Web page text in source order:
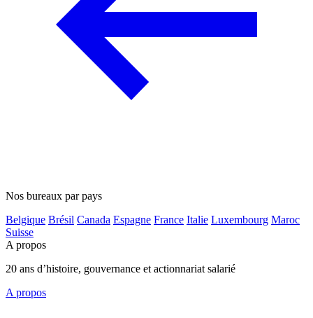
Nos bureaux par pays
Belgique Brésil Canada Espagne France Italie Luxembourg Maroc
Suisse
A propos
20 ans d’histoire, gouvernance et actionnariat salarié
A propos